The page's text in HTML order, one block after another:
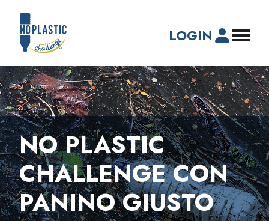
LOGIN
NO PLASTIC
CHALLENGE CON
PANINO GIUSTO